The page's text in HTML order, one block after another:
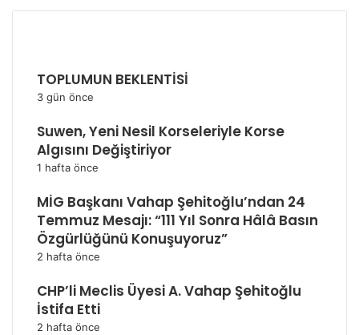
TOPLUMUN BEKLENTİSİ
3 gün önce
Suwen, Yeni Nesil Korseleriyle Korse
Algısını Değiştiriyor
1 hafta önce
MİG Başkanı Vahap Şehitoğlu’ndan 24
Temmuz Mesajı: “111 Yıl Sonra Hâlâ Basın
Özgürlüğünü Konuşuyoruz”
2 hafta önce
CHP’li Meclis Üyesi A. Vahap Şehitoğlu
İstifa Etti
2 hafta önce